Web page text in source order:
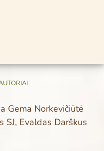
Gema Norkevičiūtė
SJ, Evaldas Darškus